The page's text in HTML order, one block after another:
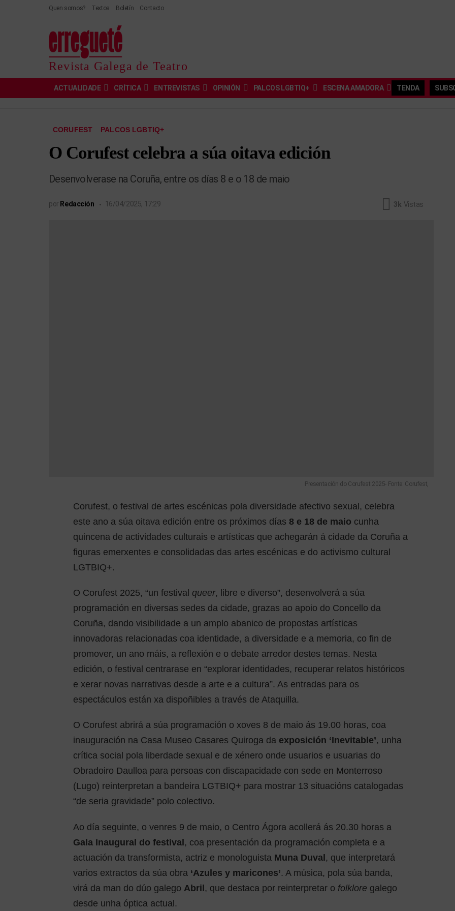
Quen somos? Textos Boletín Contacto
Revista Galega de Teatro
ACTUALIDADE CRÍTICA ENTREVISTAS OPINIÓN PALCOS LGBTIQ+ ESCENA AMADORA TENDA
CORUFEST PALCOS LGBTIQ+
O Corufest celebra a súa oitava edición
Desenvolverase na Coruña, entre os días 8 e o 18 de maio
por Redacción 16/04/2025, 17:29 3k Vistas
Presentación do Corufest 2025- Fonte: Corufest,
Corufest, o festival de artes escénicas pola diversidade afectivo sexual, celebra
este ano a súa oitava edición entre os próximos días 8 e 18 de maio cunha
quincena de actividades culturais e artísticas que achegarán á cidade da Coruña a
figuras emerxentes e consolidadas das artes escénicas e do activismo cultural
LGTBIQ+.
O Corufest 2025, “un festival queer, libre e diverso”, desenvolverá a súa
programación en diversas sedes da cidade, grazas ao apoio do Concello da
Coruña, dando visibilidade a un amplo abanico de propostas artísticas
innovadoras relacionadas coa identidade, a diversidade e a memoria, co fin de
promover, un ano máis, a reflexión e o debate arredor destes temas. Nesta
edición, o festival centrarase en “explorar identidades, recuperar relatos históricos
e xerar novas narrativas desde a arte e a cultura”. As entradas para os
espectáculos están xa dispoñibles a través de Ataquilla.
O Corufest abrirá a súa programación o xoves 8 de maio ás 19.00 horas, coa
inauguración na Casa Museo Casares Quiroga da exposición ‘Inevitable’, unha
crítica social pola liberdade sexual e de xénero onde usuarios e usuarias do
Obradoiro Daulloa para persoas con discapacidade con sede en Monterroso
(Lugo) reinterpretan a bandeira LGTBIQ+ para mostrar 13 situacións catalogadas
“de seria gravidade” polo colectivo.
Ao día seguinte, o venres 9 de maio, o Centro Ágora acollerá ás 20.30 horas a
Gala Inaugural do festival , coa presentación da programación completa e a
actuación da transformista, actriz e monologuista Muna Duval , que interpretará
varios extractos da súa obra ‘Azules y maricones’. A música, pola súa banda,
virá da man do dúo galego Abril , que destaca por reinterpretar o folklore galego
desde unha óptica actual.